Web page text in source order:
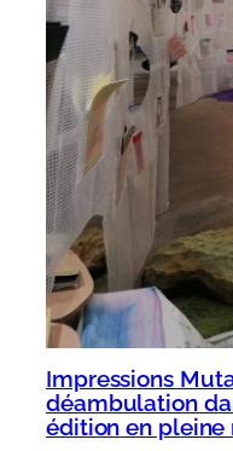
Impressions
déambulation
édition en pleine